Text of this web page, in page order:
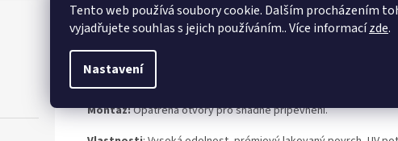
Tento web používá soubory cookie. Dalším procházením
vyjadřujete souhlas s jejich používáním.. Více informacízde.
Nastavení
OCELOVÝ PLECH – Klasická, maximálně pevná cedule v
Pro ty, kteří vyžadují nekompromisní pevnost oceli. Díky
Montáž:Opatřena otvory pro snadné připevnění.